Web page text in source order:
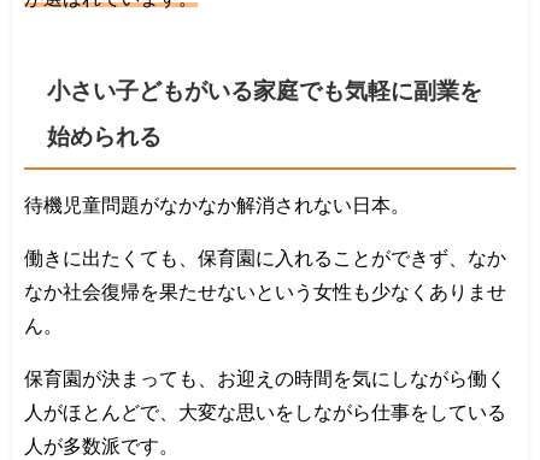
小さい子どもがいる家庭でも気軽に副業を
始められる
待機児童問題がなかなか解消されない日本。
働きに出たくても、保育園に入れることができず、なか
なか社会復帰を果たせないという女性も少なくありませ
ん。
保育園が決まっても、お迎えの時間を気にしながら働く
人がほとんどで、大変な思いをしながら仕事をしている
人が多数派です。